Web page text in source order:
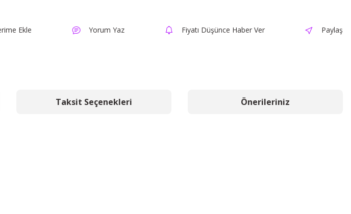
Yorum Yaz Fiyatı Düşünce Haber Ver Paylaş
Taksit Seçenekleri Önerileriniz